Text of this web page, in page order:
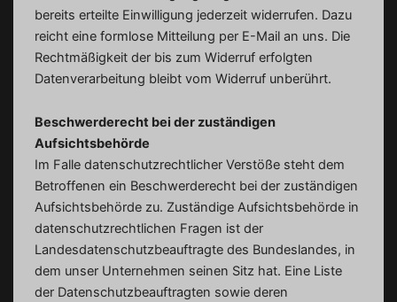
bereits erteilte Einwilligung jederzeit widerrufen. Dazu
reicht eine formlose Mitteilung per E-Mail an uns. Die
Rechtmäßigkeit der bis zum Widerruf erfolgten
Datenverarbeitung bleibt vom Widerruf unberührt.
Beschwerderecht bei der zuständigen
Aufsichtsbehörde
Im Falle datenschutzrechtlicher Verstöße steht dem
Betroffenen ein Beschwerderecht bei der zuständigen
Aufsichtsbehörde zu. Zuständige Aufsichtsbehörde in
datenschutzrechtlichen Fragen ist der
Landesdatenschutzbeauftragte des Bundeslandes, in
dem unser Unternehmen seinen Sitz hat. Eine Liste
der Datenschutzbeauftragten sowie deren